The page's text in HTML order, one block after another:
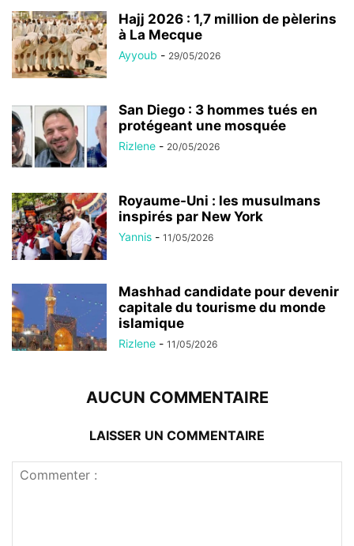
Hajj 2026 : 1,7 million de pèlerins
à La Mecque
Ayyoub - 29/05/2026
San Diego : 3 hommes tués en
protégeant une mosquée
Rizlene - 20/05/2026
Royaume-Uni : les musulmans
inspirés par New York
Yannis - 11/05/2026
Mashhad candidate pour devenir
capitale du tourisme du monde
islamique
Rizlene - 11/05/2026
AUCUN COMMENTAIRE
LAISSER UN COMMENTAIRE